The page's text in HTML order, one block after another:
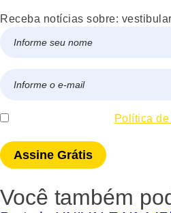
Receba notícias sobre:
mail
Consentir Política
Você também